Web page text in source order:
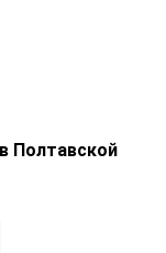
Полтавской